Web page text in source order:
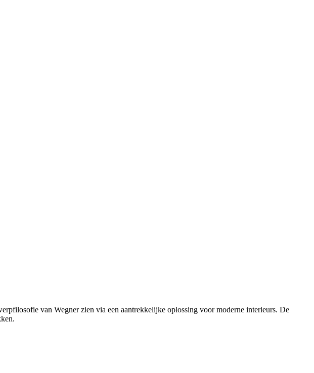
van Wegner zien via een aantrekkelijke oplossing voor moderne interieurs. De